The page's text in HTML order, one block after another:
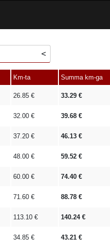
Km-ta Summa km-ga
26.85 € 33.29 €
32.00 € 39.68 €
37.20 € 46.13 €
48.00 € 59.52 €
60.00 € 74.40 €
71.60 € 88.78 €
113.10 € 140.24€
34.85 € 43.21 €